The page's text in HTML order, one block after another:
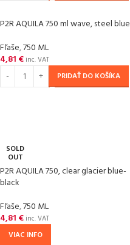
P2R AQUILA 750 ml wave, steel blue
Fľaše,750 ML
4,81 € inc. VAT
PRIDAŤ DO KOŠÍKA
SOLD
OUT
P2R AQUILA 750, clear glacier blue-
black
Fľaše,750 ML
4,81 € inc. VAT
VIAC INFO